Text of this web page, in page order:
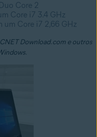
Core 2
Core i7 3.4 GHz
um Core i7 2,66 GHz
Download.com e outros